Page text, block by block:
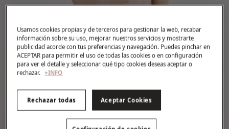
Usamos cookies propias y de terceros para gestionar la web, recabar
información sobre su uso, mejorar nuestros servicios y mostrarte
publicidad acorde con tus preferencias y navegación. Puedes pinchar en
ACEPTAR para permitir el uso de todas las cookies o en configuración
para ver el detalle y seleccionar qué tipo cookies deseas aceptar o
rechazar. +INFO
Rechazar todas Aceptar Cookies